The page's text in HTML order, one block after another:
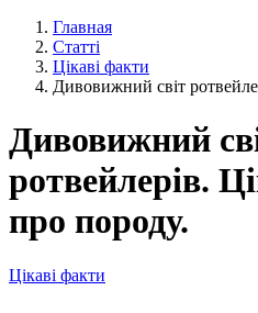
Главная
Статті
Цікаві факти
Дивовижний світ
Дивовижний
ротвейлерів.
про породу.
Цікаві факти